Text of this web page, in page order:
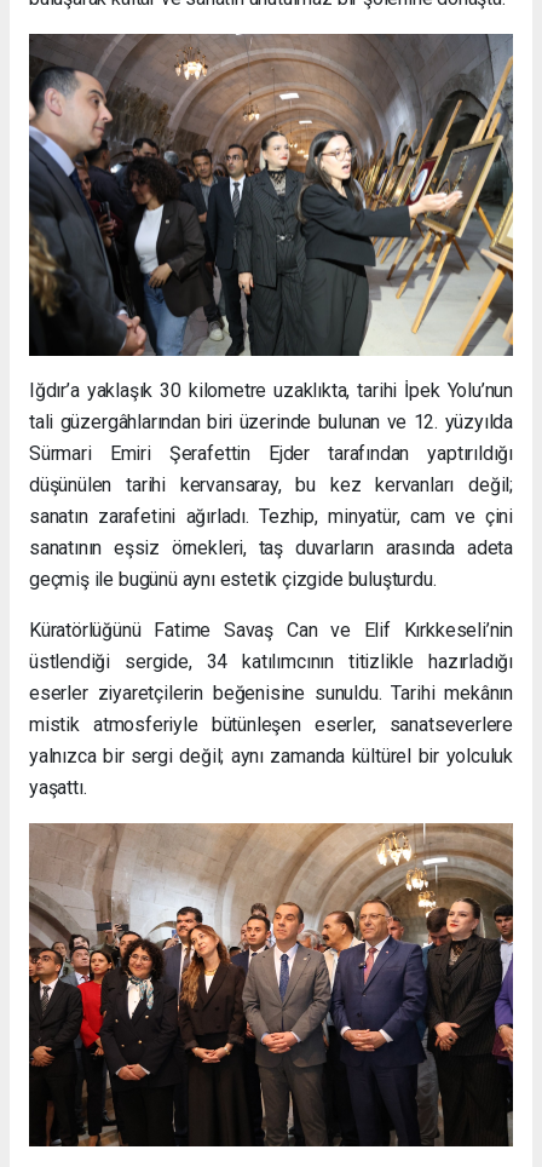
Iğdır’a yaklaşık 30 kilometre uzaklıkta, tarihi İpek Yolu’nun
tali güzergâhlarından biri üzerinde bulunan ve 12. yüzyılda
Sürmari Emiri Şerafettin Ejder tarafından yaptırıldığı
düşünülen tarihi kervansaray, bu kez kervanları değil;
sanatın zarafetini ağırladı. Tezhip, minyatür, cam ve çini
sanatının eşsiz örnekleri, taş duvarların arasında adeta
geçmiş ile bugünü aynı estetik çizgide buluşturdu.
Küratörlüğünü Fatime Savaş Can ve Elif Kırkkeseli’nin
üstlendiği sergide, 34 katılımcının titizlikle hazırladığı
eserler ziyaretçilerin beğenisine sunuldu. Tarihi mekânın
mistik atmosferiyle bütünleşen eserler, sanatseverlere
yalnızca bir sergi değil; aynı zamanda kültürel bir yolculuk
yaşattı.